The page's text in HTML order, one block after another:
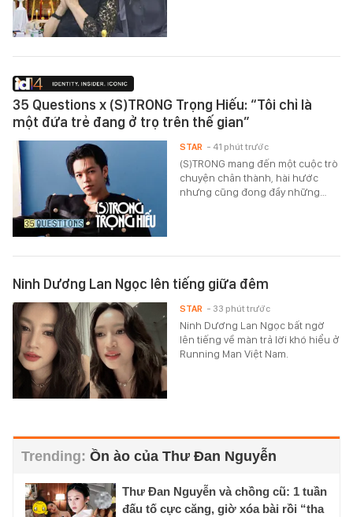
35 Questions x (S)TRONG Trọng Hiếu: “Tôi chỉ là
một đứa trẻ đang ở trọ trên thế gian”
(S)TRONG mang đến một cuộc trò
chuyện chân thành, hài hước
nhưng cũng đong đầy những…
STAR - 41 phút trước
Ninh Dương Lan Ngọc lên tiếng giữa đêm
Ninh Dương Lan Ngọc bất ngờ
lên tiếng về màn trả lời khó hiểu ở
Running Man Việt Nam.
STAR - 33 phút trước
Ồn ào của Thư Đan Nguyễn
Thư Đan Nguyễn và chồng cũ: 1 tuần
đấu tố cực căng, giờ xóa bài rồi “tha